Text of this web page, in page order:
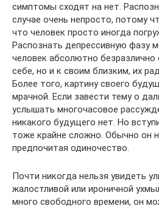
симптомы сходят на нет.
случае очень непросто, потому
что человек просто иногда
Распознать депрессивную фазу
человек абсолютно безразлично
себе, но и к своим близким, их
Более того, картину своего
мрачной. Если завести тему о
услышать многочасовое
никакого будущего нет. Но
тоже крайне сложно. Обычно он
предпочитая одиночество.
Почти никогда нельзя увидеть
жалостливой или ироничной
много свободного времени, он